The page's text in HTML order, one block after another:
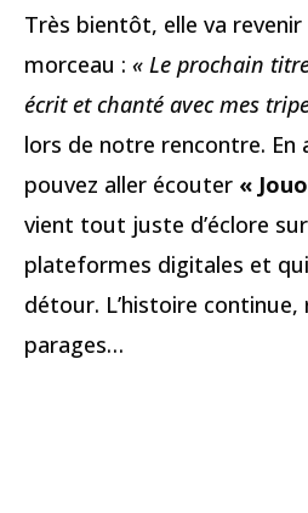
Très bientôt, elle va revenir
morceau : « Le prochain
écrit et chanté avec mes
lors de notre rencontre.
pouvez aller écouter «
vient tout juste d’éclore
plateformes digitales et
détour. L’histoire continue,
parages…